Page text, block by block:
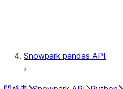
Snowpark pandas API